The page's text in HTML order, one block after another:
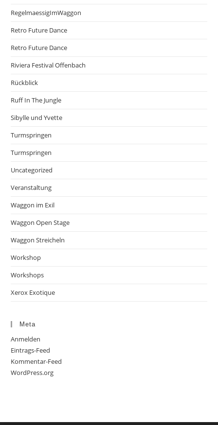
RegelmaessigImWaggon
Retro Future Dance
Retro Future Dance
Riviera Festival Offenbach
Rückblick
Ruff In The Jungle
Sibylle und Yvette
Turmspringen
Turmspringen
Uncategorized
Veranstaltung
Waggon im Exil
Waggon Open Stage
Waggon Streicheln
Workshop
Workshops
Xerox Exotique
Meta
Anmelden
Eintrags-Feed
Kommentar-Feed
WordPress.org